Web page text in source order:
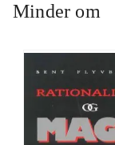
Minder om